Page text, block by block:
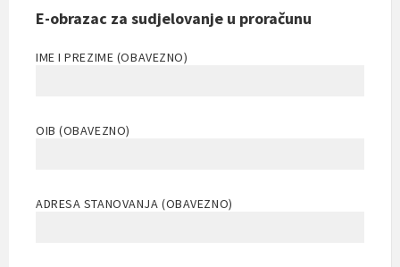
E-obrazac za sudjelovanje u proračunu
IME I PREZIME (OBAVEZNO)
OIB (OBAVEZNO)
ADRESA STANOVANJA (OBAVEZNO)